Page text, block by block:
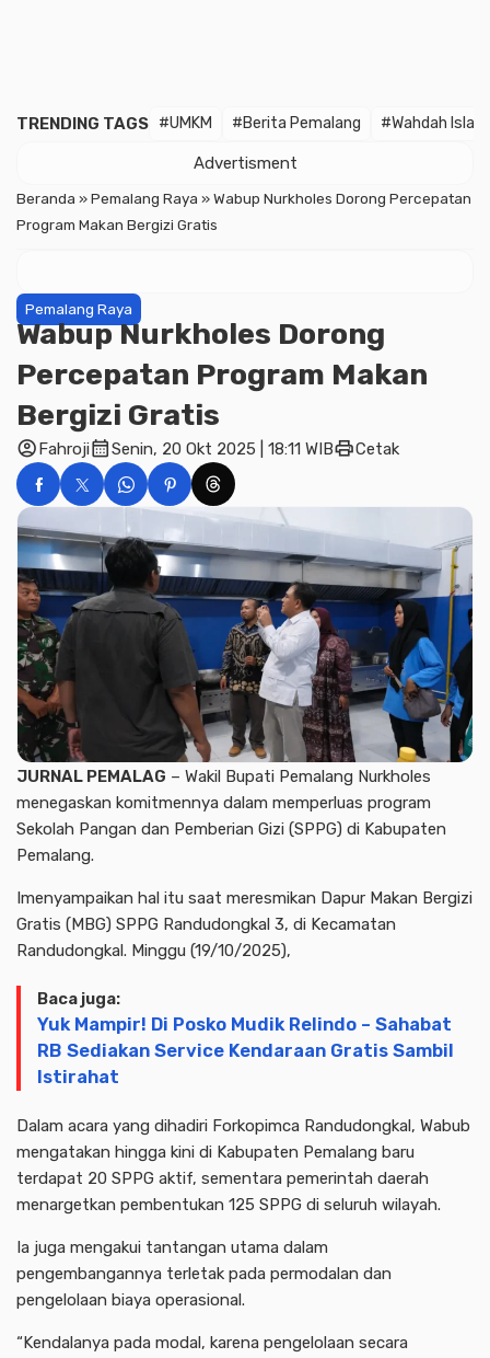
TRENDING TAGS #UMKM #Berita Pemalang #Wahdah
Advertisment
Beranda »Pemalang Raya »Wabup Nurkholes Dorong Percepatan
Program Makan Bergizi Gratis
Pemalang Raya
Wabup Nurkholes Dorong
Percepatan Program Makan
Bergizi Gratis
account_circleFahrojicalendar_monthSenin, 20 Okt 2025 | 18:11 WIBprintCetak
JURNAL PEMALAG – Wakil Bupati Pemalang Nurkholes
menegaskan komitmennya dalam memperluas program
Sekolah Pangan dan Pemberian Gizi (SPPG) di Kabupaten
Pemalang.
Imenyampaikan hal itu saat meresmikan Dapur Makan Bergizi
Gratis (MBG) SPPG Randudongkal 3, di Kecamatan
Randudongkal . Minggu (19/10/2025),
Baca juga:
Yuk Mampir! Di Posko Mudik Relindo – Sahabat
RB Sediakan Service Kendaraan Gratis Sambil
Istirahat
Dalam acara yang dihadiri Forkopimca Randudongkal, Wabub
mengatakan hingga kini di Kabupaten Pemalang baru
terdapat 20 SPPG aktif, sementara pemerintah daerah
menargetkan pembentukan 125 SPPG di seluruh wilayah.
Ia juga mengakui tantangan utama dalam
pengembangannya terletak pada permodalan dan
pengelolaan biaya operasional.
“Kendalanya pada modal, karena pengelolaan secara